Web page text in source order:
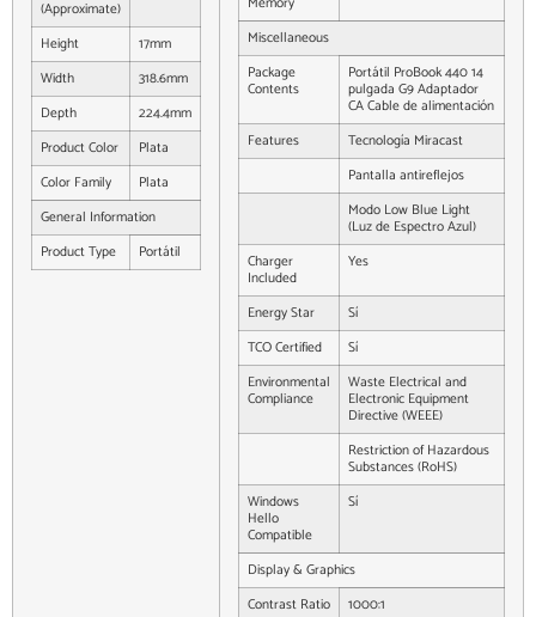
(Approximate)
Height
17mm
Width
318.6mm
Depth
224.4mm
Product Color
Plata
Color Family
Plata
General Information
Product Type
Portátil
Miscellaneous
Package
Contents
Portátil ProBook 440 14
pulgada G9 Adaptador
CA Cable de alimentación
Features
Tecnología Miracast
Pantalla antireflejos
Modo Low Blue Light
(Luz de Espectro Azul)
Charger
Included
Yes
Energy Star
Sí
TCO Certified
Sí
Environmental
Compliance
Waste Electrical and
Electronic Equipment
Directive (WEEE)
Restriction of Hazardous
Substances (RoHS)
Windows
Hello
Compatible
Sí
Display & Graphics
Contrast Ratio
1000:1